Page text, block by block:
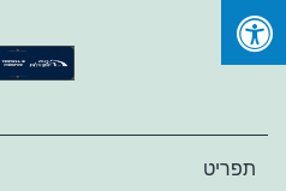
Skip
תפריט